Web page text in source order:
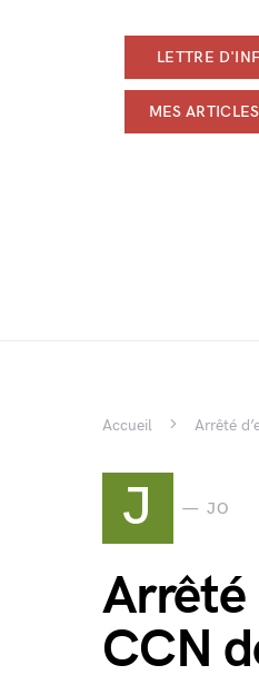
LETTRE
MES
Accueil Arrêté
J JO
Arrêté
CCN